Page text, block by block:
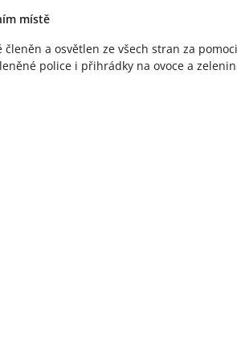
místě
a osvětlen ze všech stran za pomoci
police i přihrádky na ovoce a